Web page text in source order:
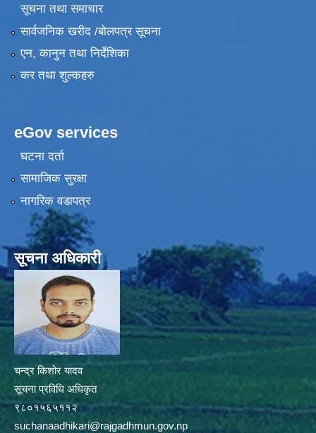
सूचना तथा समाचार
सार्वजनिक खरीद /बोलपत्र सूचना
एन, कानुन तथा निर्देशिका
कर तथा शुल्कहरु
eGov services
घटना दर्ता
सामाजिक सुरक्षा
नागरिक वडापत्र
सूचना अधिकारी
चन्द्र किशोर यादव
सूचना प्रविधि अधिकृत
९८०१५६५११२
suchanaadhikari@rajgadhmun.gov.np